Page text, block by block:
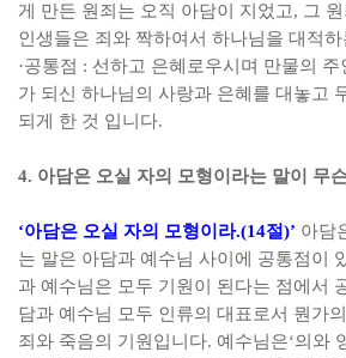
게 만든 원죄는 오직 아담이 지었고, 그
인생들은 죄와 짝하여서 하나님을 대적
·공통점 : 선하고 은혜로우시며 만물의 주
가 되신 하나님의 사랑과 은혜를 대놓고
되게 한 것 입니다.
4. 아담은 오실 자의 모형이라는 말이 무
‘아담은 오실 자의 모형이라.(14절)’ 아담
는 말은 아담과 예수님 사이에 공통점이
과 예수님은 모두 기원이 된다는 점에서
담과 예수님 모두 인류의 대표로서 뭔가
죄와 죽음의 기원입니다. 예수님은‘의와